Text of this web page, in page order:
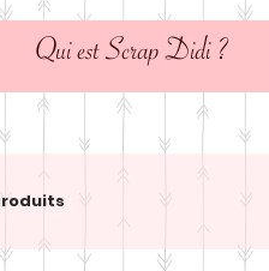
Qui est Scrap Didi ?